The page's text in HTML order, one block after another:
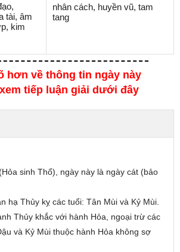
tài, âm
kim
nhân cách, huyền vũ, tam
tang
hơn về thông tin ngày này
tiếp luận giải dưới đây
sinh Thổ), ngày này là ngày cát (bảo
hạ Thủy kỵ các tuổi: Tân Mùi và Kỷ Mùi.
Thủy khắc với hành Hỏa, ngoại trừ các
và Kỷ Mùi thuộc hành Hỏa không sợ